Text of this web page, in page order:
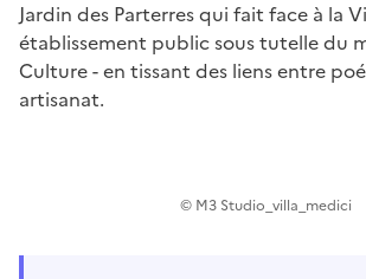
Jardin des Parterres qui fait face à la
établissement public sous tutelle du
Culture - en tissant des liens entre
artisanat.
© M3 Studio_villa_medici